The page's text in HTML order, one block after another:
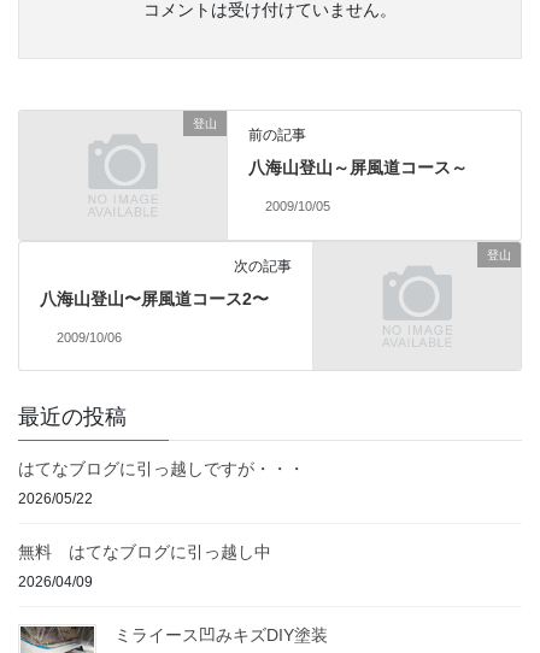
コメントは受け付けていません。
登山
前の記事
八海山登山～屏風道コース～
2009/10/05
登山
次の記事
八海山登山〜屏風道コース2〜
2009/10/06
最近の投稿
はてなブログに引っ越しですが・・・
2026/05/22
無料 はてなブログに引っ越し中
2026/04/09
ミライース凹みキズDIY塗装